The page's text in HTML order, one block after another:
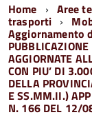
Home Aree
trasporti
Aggiornamento
AGGIORNATE
CON PIU’ DI
DELLA
E SS.MM.II.)
N. 166 DEL 12/